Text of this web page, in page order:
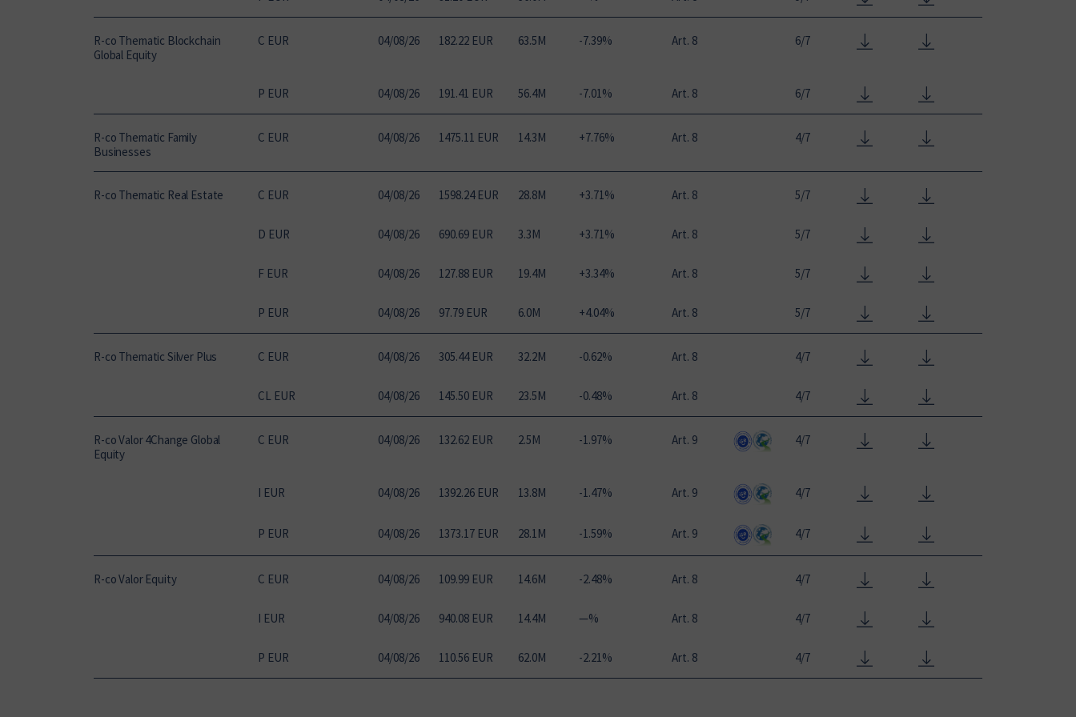
R-co Thematic Blockchain
Global Equity
C EUR 04/08/26 182.22 EUR 63.5M -7.39% Art. 8 6/7
P EUR 04/08/26 191.41 EUR 56.4M -7.01% Art. 8 6/7
R-co Thematic Family
Businesses
C EUR 04/08/26 1475.11 EUR 14.3M +7.76% Art. 8 4/7
R-co Thematic Real Estate C EUR 04/08/26 1598.24 EUR 28.8M +3.71% Art. 8 5/7
D EUR 04/08/26 690.69 EUR 3.3M +3.71% Art. 8 5/7
F EUR 04/08/26 127.88 EUR 19.4M +3.34% Art. 8 5/7
P EUR 04/08/26 97.79 EUR 6.0M +4.04% Art. 8 5/7
R-co Thematic Silver Plus C EUR 04/08/26 305.44 EUR 32.2M -0.62% Art. 8 4/7
CL EUR 04/08/26 145.50 EUR 23.5M -0.48% Art. 8 4/7
R-co Valor 4Change Global
Equity
C EUR 04/08/26 132.62 EUR 2.5M -1.97% Art. 9 4/7
I EUR 04/08/26 1392.26 EUR 13.8M -1.47% Art. 9 4/7
P EUR 04/08/26 1373.17 EUR 28.1M -1.59% Art. 9 4/7
R-co Valor Equity C EUR 04/08/26 109.99 EUR 14.6M -2.48% Art. 8 4/7
I EUR 04/08/26 940.08 EUR 14.4M —% Art. 8 4/7
P EUR 04/08/26 110.56 EUR 62.0M -2.21% Art. 8 4/7